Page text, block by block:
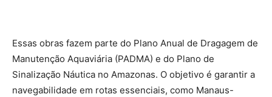
Essas obras fazem parte do Plano Anual de Dragagem de
Manutenção Aquaviária (PADMA) e do Plano de
Sinalização Náutica no Amazonas. O objetivo é garantir a
navegabilidade em rotas essenciais, como Manaus-